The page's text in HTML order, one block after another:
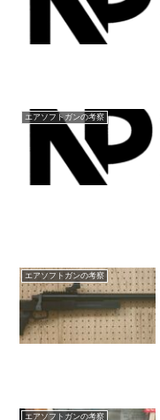
エアソフトガンの考察
エアソフトガンの考察
エアソフトガンの考察